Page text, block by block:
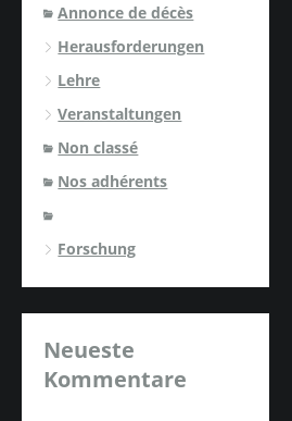
Annonce de décès
Herausforderungen
Lehre
Veranstaltungen
Non classé
Nos adhérents
Forschung
Neueste
Kommentare